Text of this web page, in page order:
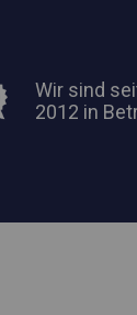
Wir sind
2012 in